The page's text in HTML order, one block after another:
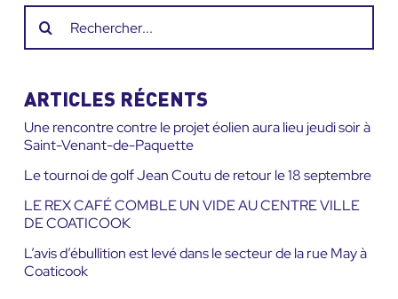
Recherche
site
:
ARTICLES RÉCENTS
Une rencontre contre le projet éolien aura lieu jeudi soir à
Saint-Venant-de-Paquette
Le tournoi de golf Jean Coutu de retour le 18 septembre
LE REX CAFÉ COMBLE UN VIDE AU CENTRE VILLE
DE COATICOOK
L’avis d’ébullition est levé dans le secteur de la rue May à
Coaticook